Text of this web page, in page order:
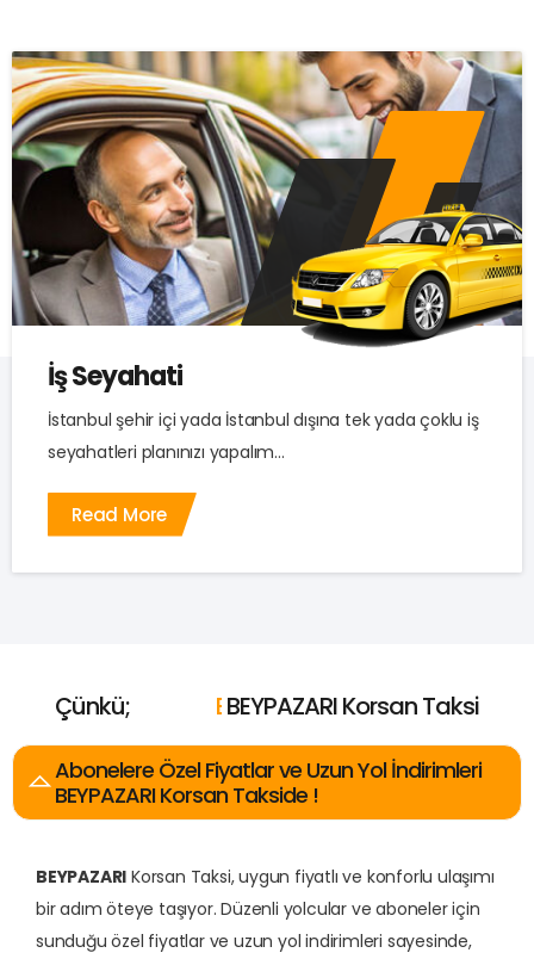
İş Seyahati
İstanbul şehir içi yada İstanbul dışına tek yada çoklu iş
seyahatleri planınızı yapalım...
Read More
Çünkü; EnYakın
Enİyi
EnHızlı
BEYPAZARI Korsan Taksi
Abonelere Özel Fiyatlar ve Uzun Yol İndirimleri
BEYPAZARI Korsan Takside !
BEYPAZARI Korsan Taksi, uygun fiyatlı ve konforlu ulaşımı
bir adım öteye taşıyor. Düzenli yolcular ve aboneler için
sunduğu özel fiyatlar ve uzun yol indirimleri sayesinde,